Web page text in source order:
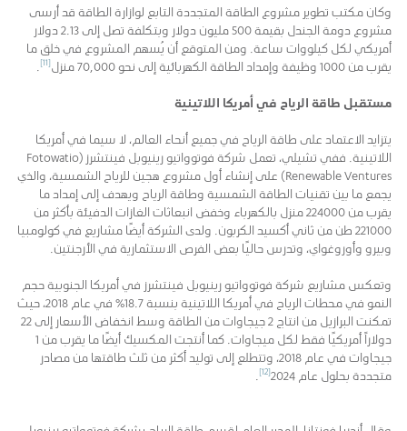
وكان مكتب تطوير مشروع الطاقة المتجددة التابع لوازارة الطاقة قد أرسى
مشروع دومة الجندل بقيمة 500 مليون دولار وبتكلفة تصل إلى 2.13 دولار
أمريكي لكل كيلووات ساعة. ومن المتوقع أن يُسهم المشروع في خلق ما
يقرب من 1000 وظيفة وإمداد الطاقة الكهربائية إلى نحو 70,000 منزل
[11]
مستقبل طاقة الرياح في أمريكا اللاتينية
يتزايد الاعتماد على طاقة الرياح في جميع أنحاء العالم، لا سيما في أمريكا
اللاتينية. ففي تشيلي، تعمل شركة فوتوواتيو رينيوبل فينتشرز (Fotowatio
Renewable Ventures) على إنشاء أول مشروع هجين للرياح الشمسية، والذي
يجمع ما بين تقنيات الطاقة الشمسية وطاقة الرياح ويهدف إلى إمداد ما
يقرب من 224000 منزل بالكهرباء وخفض انبعاثات الغازات الدفيئة بأكثر من
221000 طن من ثاني أكسيد الكربون. ولدى الشركة أيضًا مشاريع في كولومبيا
وبيرو وأوروغواي، وتدرس حاليًا بعض الفرص الاستثمارية في الأرجنتين.
وتعكس مشاريع شركة فوتوواتيو رينيوبل فينتشرز في أمريكا الجنوبية حجم
النمو في محطات الرياح في أمريكا اللاتينية بنسبة 18.7% في عام 2018، حيث
تمكنت البرازيل من انتاج 2 جيجاوات من الطاقة وسط انخفاض الأسعار إلى 22
دولاراً أمريكيًا فقط لكل ميجاوات. كما أنتجت المكسيك أيضًا ما يقرب من 1
جيجاوات في عام 2018، وتتطلع إلى توليد أكثر من ثلث طاقتها من مصادر
متجددة بحلول عام 2024
[12]